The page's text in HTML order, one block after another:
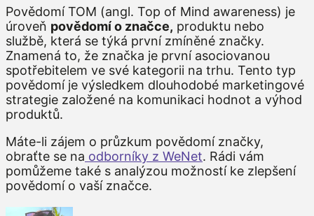
Povědomí TOM (angl. Top of Mind awareness) je
úroveň povědomí o značce, produktu nebo
službě, která se týká první zmíněné značky.
Znamená to, že značka je první asociovanou
spotřebitelem ve své kategorii na trhu. Tento typ
povědomí je výsledkem dlouhodobé marketingové
strategie založené na komunikaci hodnot a výhod
produktů.
Máte-li zájem o průzkum povědomí značky,
obraťte se na odborníky z WeNet. Rádi vám
pomůžeme také s analýzou možností ke zlepšení
povědomí o vaší značce.